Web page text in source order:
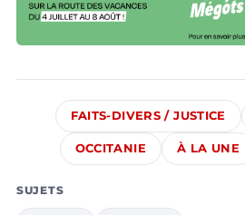
FAITS-DIVERS / JUSTICE
OCCITANIE À LA UNE
SUJETS